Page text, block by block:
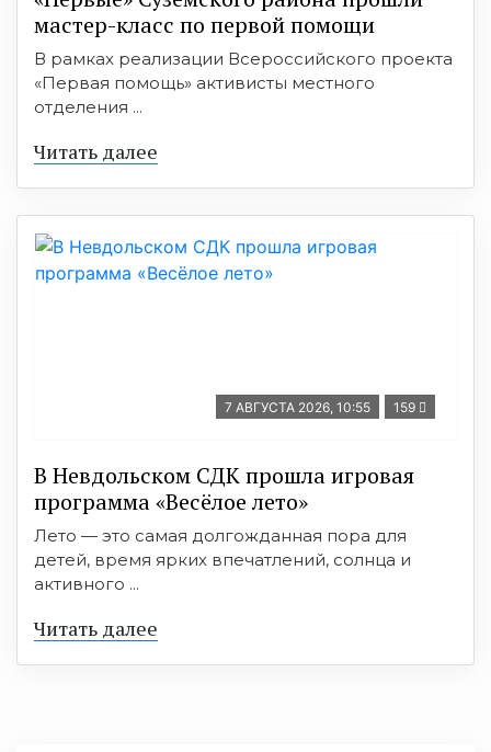
мастер-класс по первой помощи
В рамках реализации Всероссийского проекта
«Первая помощь» активисты местного
отделения ...
Читать далее
7 АВГУСТА 2026, 10:55 159
В Невдольском СДК прошла игровая
программа «Весёлое лето»
Лето — это самая долгожданная пора для
детей, время ярких впечатлений, солнца и
активного ...
Читать далее